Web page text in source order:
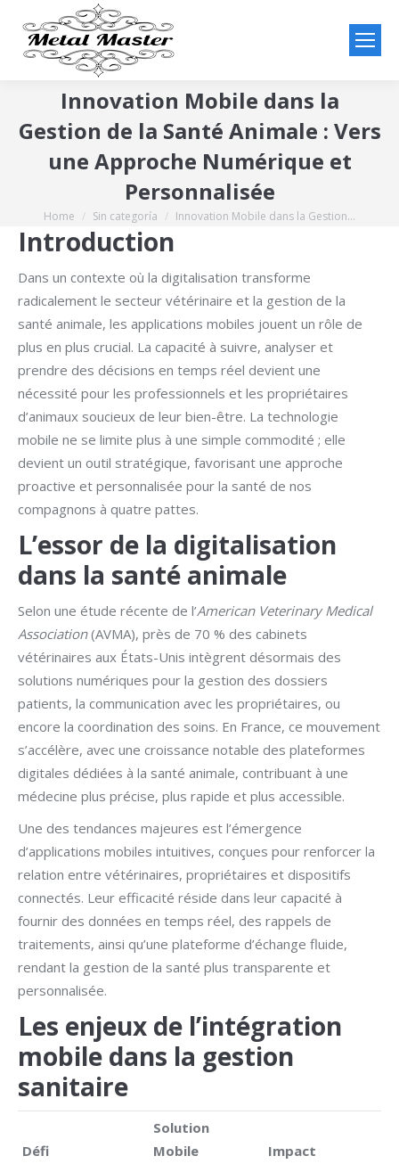
Innovation Mobile dans la
Gestion de la Santé Animale : Vers
une Approche Numérique et
Personnalisée
You are here:
Home Sin categoría Innovation Mobile dans la Gestion…
Introduction
Dans un contexte où la digitalisation transforme
radicalement le secteur vétérinaire et la gestion de la
santé animale, les applications mobiles jouent un rôle de
plus en plus crucial. La capacité à suivre, analyser et
prendre des décisions en temps réel devient une
nécessité pour les professionnels et les propriétaires
d’animaux soucieux de leur bien-être. La technologie
mobile ne se limite plus à une simple commodité ; elle
devient un outil stratégique, favorisant une approche
proactive et personnalisée pour la santé de nos
compagnons à quatre pattes.
L’essor de la digitalisation
dans la santé animale
Selon une étude récente de l’American Veterinary Medical
Association(AVMA), près de 70 % des cabinets
vétérinaires aux États-Unis intègrent désormais des
solutions numériques pour la gestion des dossiers
patients, la communication avec les propriétaires, ou
encore la coordination des soins. En France, ce mouvement
s’accélère, avec une croissance notable des plateformes
digitales dédiées à la santé animale, contribuant à une
médecine plus précise, plus rapide et plus accessible.
Une des tendances majeures est l’émergence
d’applications mobiles intuitives, conçues pour renforcer la
relation entre vétérinaires, propriétaires et dispositifs
connectés. Leur efficacité réside dans leur capacité à
fournir des données en temps réel, des rappels de
traitements, ainsi qu’une plateforme d’échange fluide,
rendant la gestion de la santé plus transparente et
personnalisée.
Les enjeux de l’intégration
mobile dans la gestion
sanitaire
Défi
Solution
Mobile
Impact